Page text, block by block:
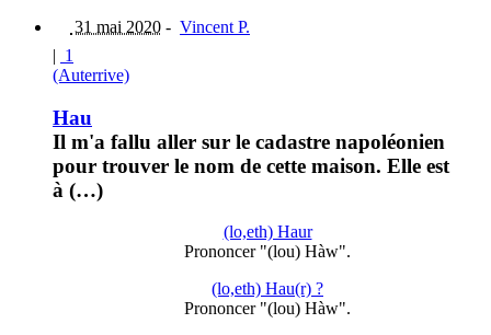
31 mai 2020 - Vincent P.
| 1
(Auterrive)
Hau
Il m'a fallu aller sur le cadastre napoléonien
pour trouver le nom de cette maison. Elle est
à (…)
(lo,eth) Haur
Prononcer "(lou) Hàw".
(lo,eth) Hau(r) ?
Prononcer "(lou) Hàw".